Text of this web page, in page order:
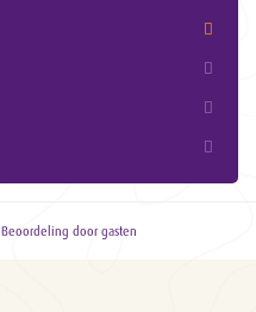
Beoordeling door gasten